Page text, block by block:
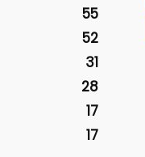
55
52
31
28
17
17